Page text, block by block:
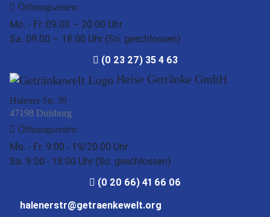
Öffnungszeiten:
Mo. - Fr. 09:00 – 20:00 Uhr
Sa. 09:00 – 18:00 Uhr (So. geschlossen)
(0 23 27) 35 4 63
Heise Getränke GmbH
Halener Str. 39
47198 Duisburg
Öffnungszeiten:
Mo. - Fr. 9:00 - 19/20:00 Uhr
Sa. 9:00 - 18:00 Uhr (So. geschlossen)
(0 20 66) 41 66 06
halenerstr@getraenkewelt.org